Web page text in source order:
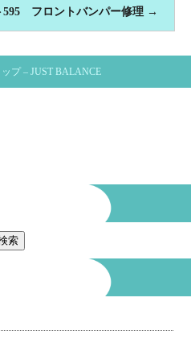
595 フロントバンパー修理 →
ップ – JUST BALANCE